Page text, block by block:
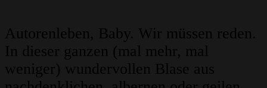
Autorenleben, Baby. Wir müssen reden.
In dieser ganzen (mal mehr, mal
weniger) wundervollen Blase aus